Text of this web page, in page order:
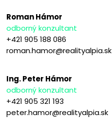
Roman Hámor
odborný konzultant
+421 905 188 086
roman.hamor@realityalpia.sk
Ing. Peter Hámor
odborný konzultant
+421 905 321 193
peter.hamor@realityalpia.sk